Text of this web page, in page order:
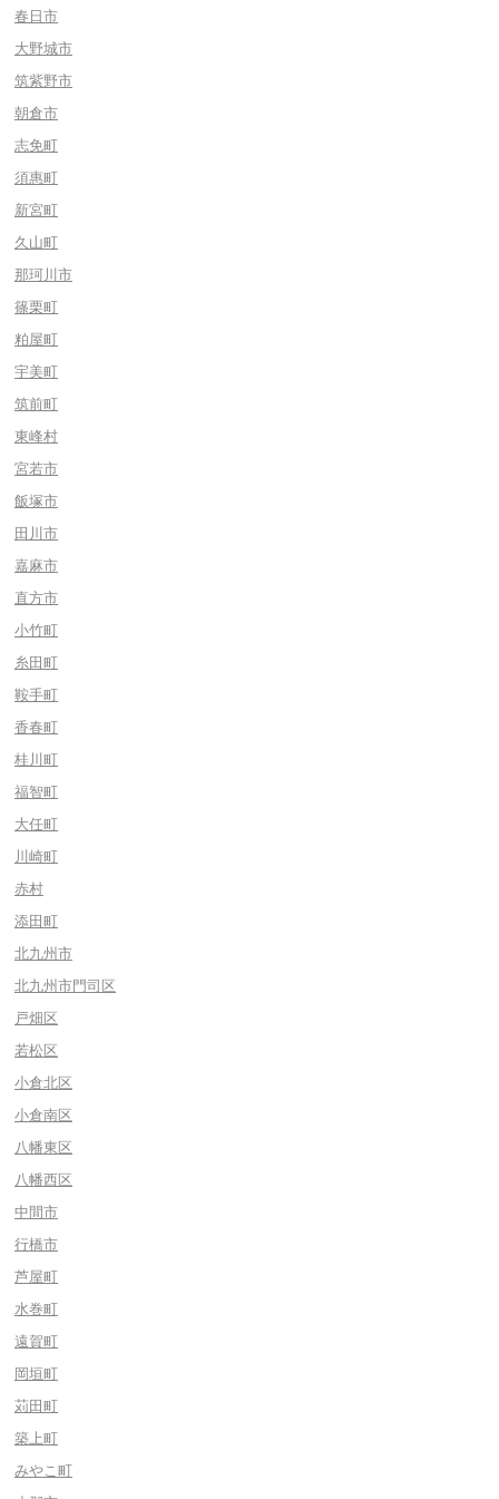
春日市
大野城市
筑紫野市
朝倉市
志免町
須惠町
新宮町
久山町
那珂川市
篠栗町
粕屋町
宇美町
筑前町
東峰村
宮若市
飯塚市
田川市
嘉麻市
直方市
小竹町
糸田町
鞍手町
香春町
桂川町
福智町
大任町
川崎町
赤村
添田町
北九州市
北九州市門司区
戸畑区
若松区
小倉北区
小倉南区
八幡東区
八幡西区
中間市
行橋市
芦屋町
水巻町
遠賀町
岡垣町
苅田町
築上町
みやこ町